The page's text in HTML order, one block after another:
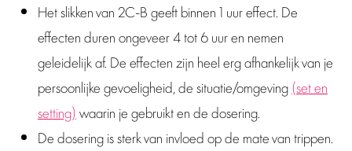
Het slikken van 2C-B geeft binnen 1 uur effect. De
effecten duren ongeveer 4 tot 6 uur en nemen
geleidelijk af. De effecten zijn heel erg afhankelijk van je
persoonlijke gevoeligheid, de situatie/omgeving(set en
setting) waarin je gebruikt en de dosering.
De dosering is sterk van invloed op de mate van trippen.